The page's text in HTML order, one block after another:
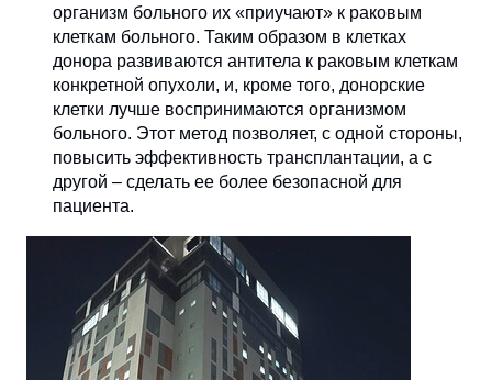
организм больного их «приучают» к раковым
клеткам больного. Таким образом в клетках
донора развиваются антитела к раковым клеткам
конкретной опухоли, и, кроме того, донорские
клетки лучше воспринимаются организмом
больного. Этот метод позволяет, с одной стороны,
повысить эффективность трансплантации, а с
другой – сделать ее более безопасной для
пациента.